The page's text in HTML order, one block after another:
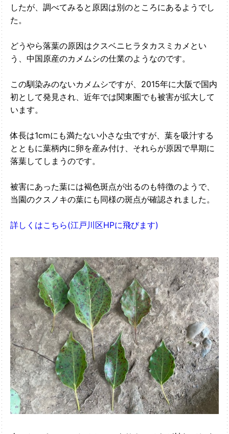
したが、調べてみると原因は別のところにあるようでし
た。
どうやら落葉の原因はクスベニヒラタカスミカメとい
う、中国原産のカメムシの仕業のようなのです。
この馴染みのないカメムシですが、2015年に大阪で国内
初として発見され、近年では関東圏でも被害が拡大して
います。
体長は1cmにも満たない小さな虫ですが、葉を吸汁する
とともに葉柄内に卵を産み付け、それらが原因で早期に
落葉してしまうのです。
被害にあった葉には褐色斑点が出るのも特徴のようで、
当園のクスノキの葉にも同様の斑点が確認されました。
詳しくはこちら(江戸川区HPに飛びます)